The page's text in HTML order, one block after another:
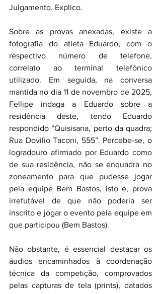
Julgamento. Explico.
Sobre as provas anexadas, existe a
fotografia do atleta Eduardo, com o
respectivo número de telefone,
correlato ao terminal telefônico
utilizado. Em seguida, na conversa
mantida no dia 11 de novembro de 2025,
Fellipe indaga a Eduardo sobre a
residência deste, tendo Eduardo
respondido “Quisisana, perto da quadra;
Rua Dovilio Taconi, 555”. Percebe-se, o
logradouro afirmado por Eduardo como
de sua residência, não se enquadra no
zoneamento para que pudesse jogar
pela equipe Bem Bastos, isto é, prova
irrefutável de que não poderia ser
inscrito e jogar o evento pela equipe em
que participou (Bem Bastos).
Não obstante, é essencial destacar os
áudios encaminhados à coordenação
técnica da competição, comprovados
pelas capturas de tela (prints), datados